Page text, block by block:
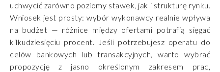
uchwycić zarówno poziomy stawek, jak i strukturę rynku.
Wniosek jest prosty: wybór wykonawcy realnie wpływa
na budżet — różnice między ofertami potrafią sięgać
kilkudziesięciu procent. Jeśli potrzebujesz operatu do
celów bankowych lub transakcyjnych, warto wybrać
propozycję z jasno określonym zakresem prac,